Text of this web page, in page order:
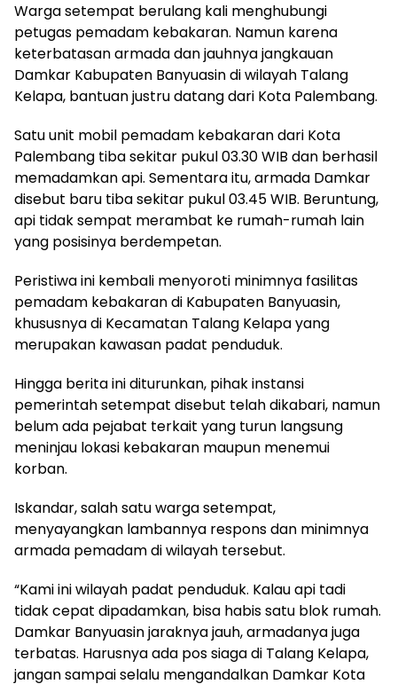
Warga setempat berulang kali menghubungi
petugas pemadam kebakaran. Namun karena
keterbatasan armada dan jauhnya jangkauan
Damkar Kabupaten Banyuasin di wilayah Talang
Kelapa, bantuan justru datang dari Kota Palembang.
Satu unit mobil pemadam kebakaran dari Kota
Palembang tiba sekitar pukul 03.30 WIB dan berhasil
memadamkan api. Sementara itu, armada Damkar
disebut baru tiba sekitar pukul 03.45 WIB. Beruntung,
api tidak sempat merambat ke rumah-rumah lain
yang posisinya berdempetan.
Peristiwa ini kembali menyoroti minimnya fasilitas
pemadam kebakaran di Kabupaten Banyuasin,
khususnya di Kecamatan Talang Kelapa yang
merupakan kawasan padat penduduk.
Hingga berita ini diturunkan, pihak instansi
pemerintah setempat disebut telah dikabari, namun
belum ada pejabat terkait yang turun langsung
meninjau lokasi kebakaran maupun menemui
korban.
Iskandar, salah satu warga setempat,
menyayangkan lambannya respons dan minimnya
armada pemadam di wilayah tersebut.
“Kami ini wilayah padat penduduk. Kalau api tadi
tidak cepat dipadamkan, bisa habis satu blok rumah.
Damkar Banyuasin jaraknya jauh, armadanya juga
terbatas. Harusnya ada pos siaga di Talang Kelapa,
jangan sampai selalu mengandalkan Damkar Kota